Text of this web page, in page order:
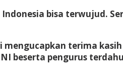
bisa terwujud.
terima
beserta pengurus